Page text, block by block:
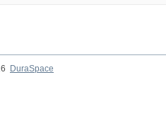
DuraSpace